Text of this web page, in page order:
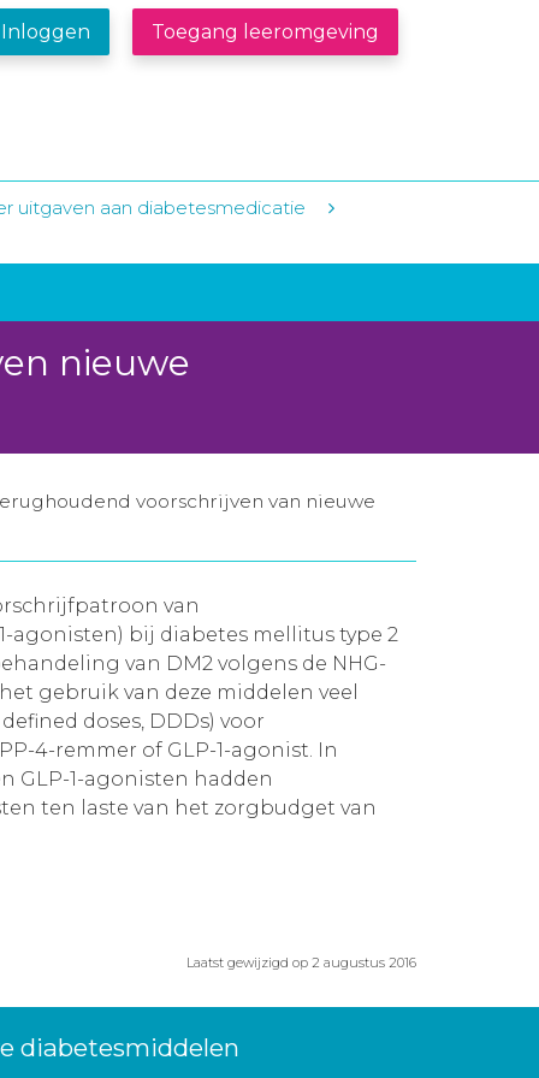
Inloggen Toegang leeromgeving
uitgaven aan diabetesmedicatie
nieuwe
voorschrijven van nieuwe
van
agonisten) bij diabetes mellitus type 2
van DM2 volgens de NHG-
gebruik van deze middelen veel
doses, DDDs) voor
4-remmer of GLP-1-agonist. In
GLP-1-agonisten hadden
ten laste van het zorgbudget van
Laatst gewijzigd op 2 augustus 2016
diabetesmiddelen